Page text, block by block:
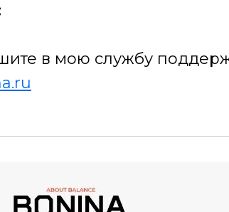
в мою службу